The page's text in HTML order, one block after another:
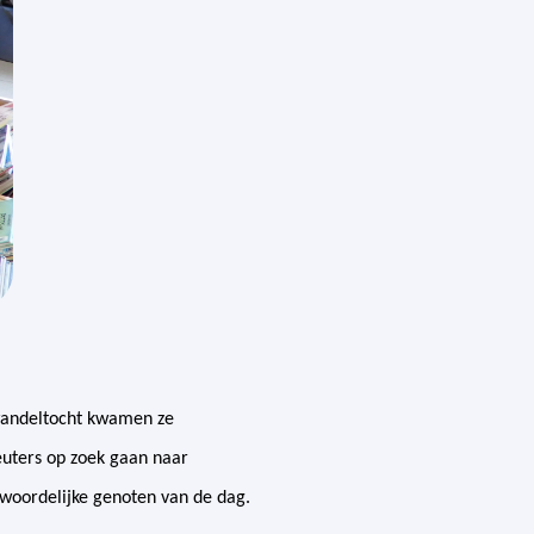
kwamen ze
op zoek gaan naar
genoten van de dag.